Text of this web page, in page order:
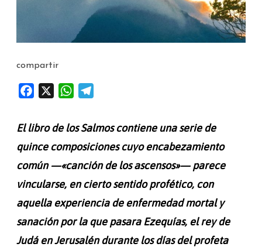
compartir
c
b
o
o
W
s
A
p
l
g
r
a
El libro de los Salmos contiene una serie de
quince composiciones cuyo encabezamiento
común —«canción de los ascensos»— parece
vincularse, en cierto sentido profético, con
aquella experiencia de enfermedad mortal y
sanación por la que pasara Ezequías, el rey de
Judá en Jerusalén durante los días del profeta